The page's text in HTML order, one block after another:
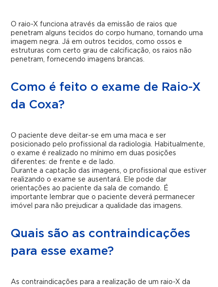
O raio-X funciona através da emissão de raios que
penetram alguns tecidos do corpo humano, tornando uma
imagem negra. Já em outros tecidos, como ossos e
estruturas com certo grau de calcificação, os raios não
penetram, fornecendo imagens brancas.
Como é feito o exame de Raio-X
da Coxa?
O paciente deve deitar-se em uma maca e ser
posicionado pelo profissional da radiologia. Habitualmente,
o exame é realizado no mínimo em duas posições
diferentes: de frente e de lado.
Durante a captação das imagens, o profissional que estiver
realizando o exame se ausentará. Ele pode dar
orientações ao paciente da sala de comando. É
importante lembrar que o paciente deverá permanecer
imóvel para não prejudicar a qualidade das imagens.
Quais são as contraindicações
para esse exame?
As contraindicações para a realização de um raio-X da